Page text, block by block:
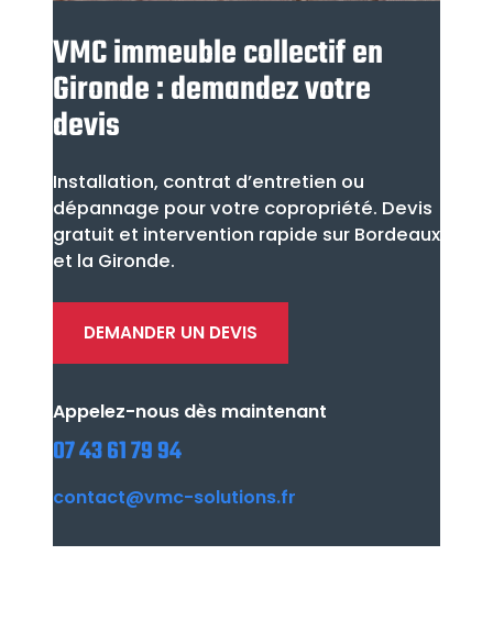
VMC immeuble collectif en
Gironde : demandez votre
devis
Installation, contrat d’entretien ou
dépannage pour votre copropriété. Devis
gratuit et intervention rapide sur Bordeaux
et la Gironde.
DEMANDER UN DEVIS
Appelez-nous dès maintenant
07 43 61 79 94
contact@vmc-solutions.fr